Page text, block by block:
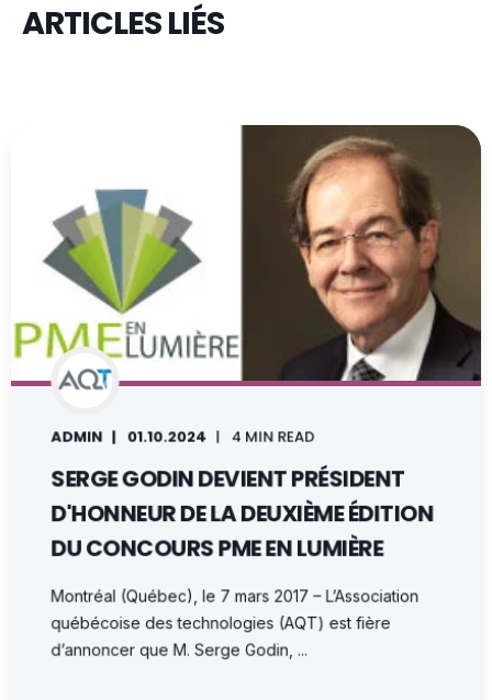
ARTICLES LIÉS
ADMIN 01.10.2024 4 MIN READ
SERGE GODIN DEVIENT PRÉSIDENT
D'HONNEUR DE LA DEUXIÈME ÉDITION
DU CONCOURS PME EN LUMIÈRE
Montréal (Québec), le 7 mars 2017 – L’Association
québécoise des technologies (AQT) est fière
d’annoncer que M. Serge Godin, ...